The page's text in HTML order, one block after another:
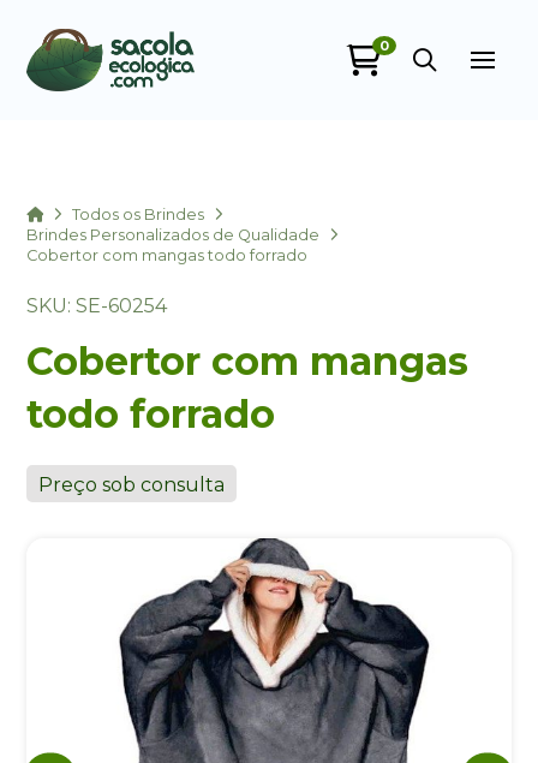
0
HomeTodos os Brindes
Brindes Personalizados de Qualidade
Cobertor com mangas todo forrado
SKU: SE-60254
Cobertor com mangas
todo forrado
Preço sob consulta
Eu concordo em receber comunicações.
A nossa empresa está comprometida a proteger e respeitar
sua privacidade, utilizaremos seus dados apenas para fins
de marketing. Você pode alterar suas preferências a
qualquer momento.